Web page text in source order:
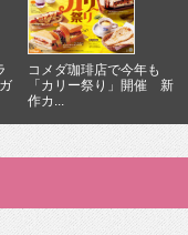
コメダ珈琲店で今年も
「カリー祭り」開催 新
作カ...